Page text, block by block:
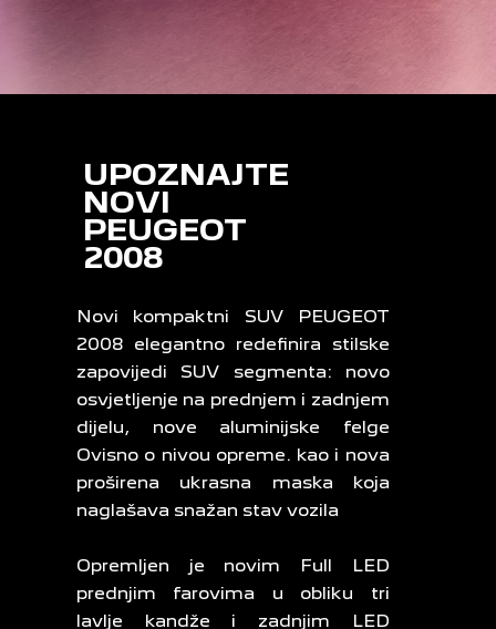
UPOZNAJTE
NOVI
PEUGEOT
2008
Novi kompaktni SUV PEUGEOT
2008 elegantno redefinira stilske
zapovijedi SUV segmenta: novo
osvjetljenje na prednjem i zadnjem
dijelu, nove aluminijske felge
Ovisno o nivou opreme. kao i nova
proširena ukrasna maska koja
naglašava snažan stav vozila
Opremljen je novim Full LED
prednjim farovima u obliku tri
lavlje kandže i zadnjim LED